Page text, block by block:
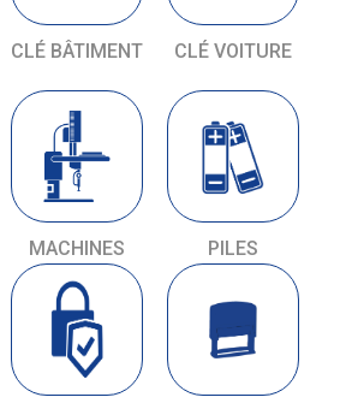
CLÉ BÂTIMENT CLÉ VOITURE
MACHINES PILES